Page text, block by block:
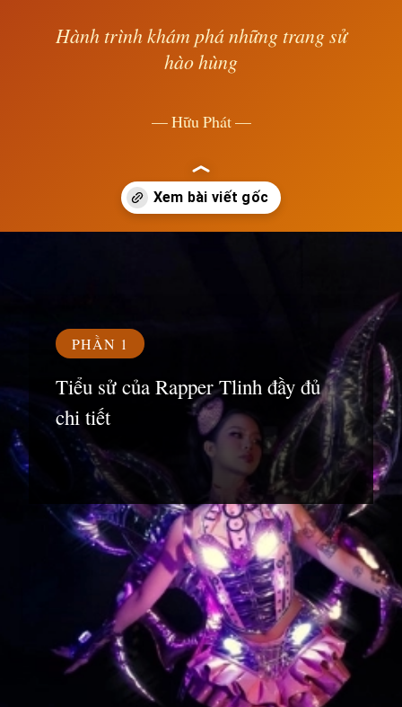
Hành trình khám phá những trang sử
hào hùng
— Hữu Phát —
PHẦN 1
Tiểu sử của Rapper Tlinh đầy đủ
chi tiết